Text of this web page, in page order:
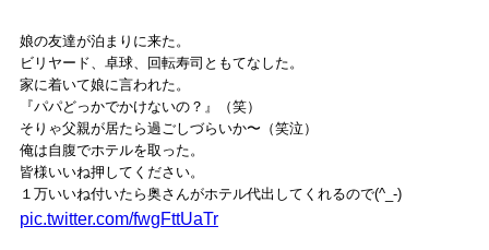
娘の友達が泊まりに来た。
ビリヤード、卓球、回転寿司ともてなした。
家に着いて娘に言われた。
『パパどっかでかけないの？』（笑）
そりゃ父親が居たら過ごしづらいか〜（笑泣）
俺は自腹でホテルを取った。
皆様いいね押してください。
１万いいね付いたら奥さんがホテル代出してくれるので(^_-)
pic.twitter.com/fwgFttUaTr